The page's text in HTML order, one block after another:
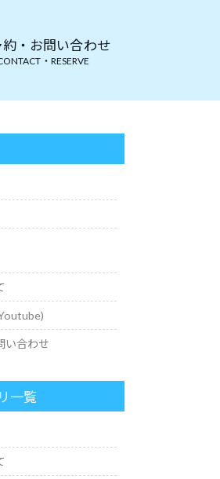
約・お問い合わせ
・RESERVE
い合わせ
一覧